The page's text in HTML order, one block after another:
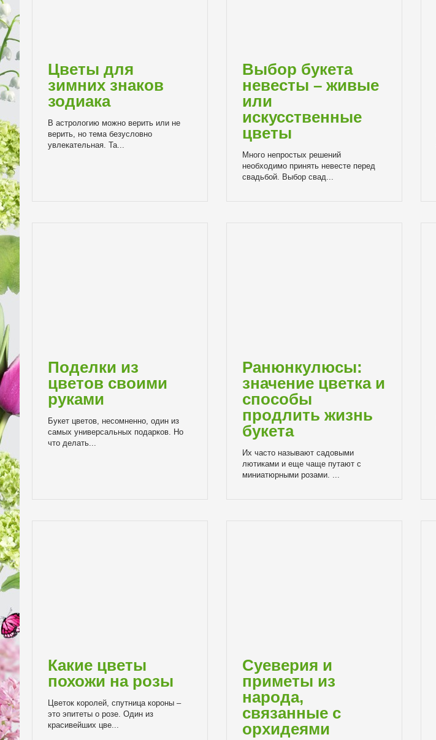
Цветы для
зимних знаков
зодиака
В астрологию можно верить или не
верить, но тема безусловно
увлекательная. Та...
Выбор букета
невесты – живые
или
искусственные
цветы
Много непростых решений
необходимо принять невесте перед
свадьбой. Выбор свад...
Поделки из
цветов своими
руками
Букет цветов, несомненно, один из
самых универсальных подарков. Но
что делать...
Ранюнкулюсы:
значение цветка и
способы
продлить жизнь
букета
Их часто называют садовыми
лютиками и еще чаще путают с
миниатюрными розами. ...
Какие цветы
похожи на розы
Цветок королей, спутница короны –
это эпитеты о розе. Один из
красивейших цве...
Суеверия и
приметы из
народа,
связанные с
орхидеями